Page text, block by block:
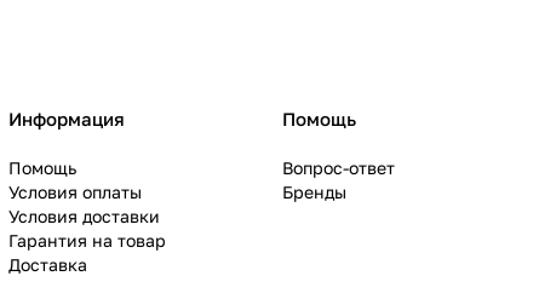
Информация
Помощь
Условия оплаты
Условия доставки
Гарантия на товар
Доставка
Помощь
Вопрос-ответ
Бренды